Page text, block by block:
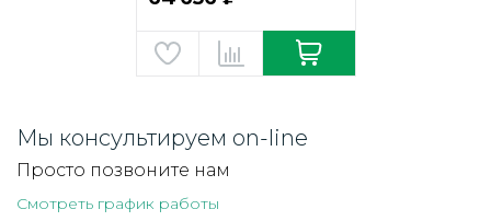
Мы консультируем on-line
Просто позвоните нам
Смотреть график работы